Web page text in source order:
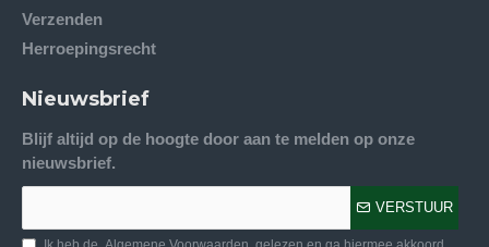
Verzenden
Herroepingsrecht
Nieuwsbrief
Blijf altijd op de hoogte door aan te melden op onze
nieuwsbrief.
VERSTUUR